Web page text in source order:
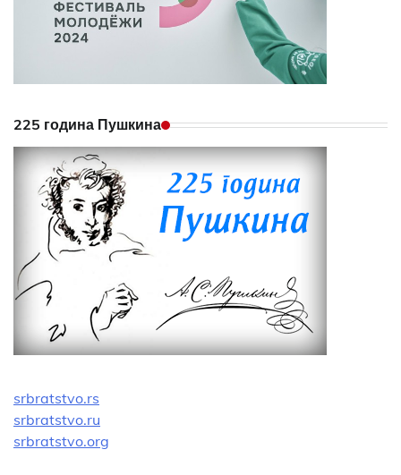
225 година Пушкина
srbratstvo.rs
srbratstvo.ru
srbratstvo.org